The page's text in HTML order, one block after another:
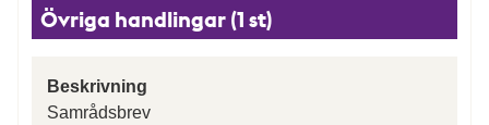
Övriga handlingar (1 st)
Beskrivning
Samrådsbrev